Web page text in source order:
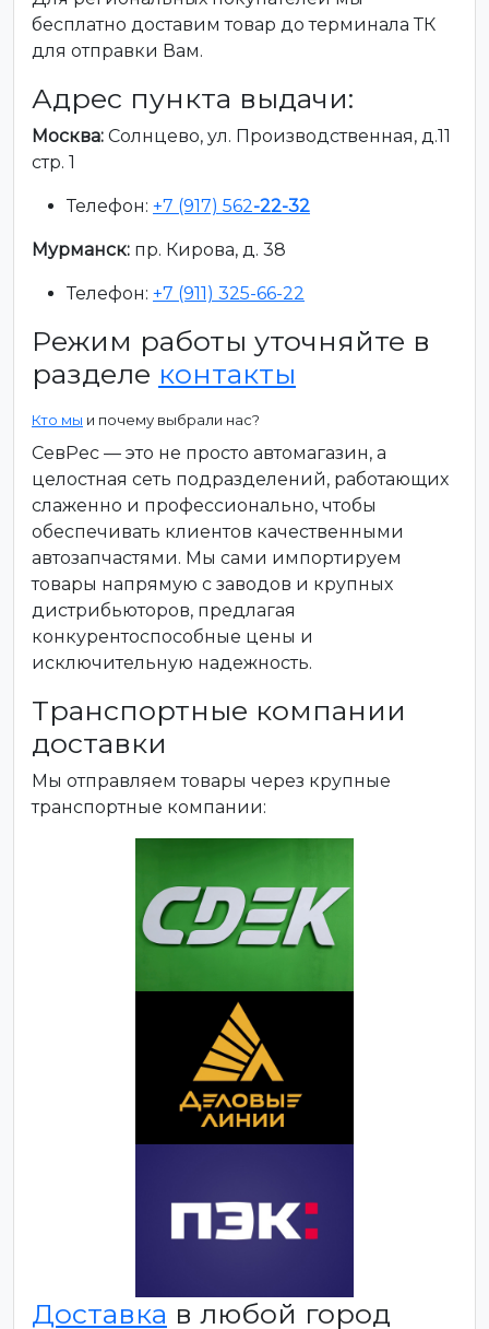
бесплатно доставим товар до терминала ТК
для отправки Вам.
Адрес пункта выдачи:
Москва: Солнцево, ул. Производственная, д.11
стр. 1
Телефон: +7 (917) 562-22-32
Мурманск: пр. Кирова, д. 38
Телефон: +7 (911) 325-66-22
Режим работы уточняйте в
разделе контакты
Кто мы и почему выбрали нас?
СевРес — это не просто автомагазин, а
целостная сеть подразделений, работающих
слаженно и профессионально, чтобы
обеспечивать клиентов качественными
автозапчастями. Мы сами импортируем
товары напрямую с заводов и крупных
дистрибьюторов, предлагая
конкурентоспособные цены и
исключительную надежность.
Транспортные компании
доставки
Мы отправляем товары через крупные
транспортные компании:
Доставка в любой город